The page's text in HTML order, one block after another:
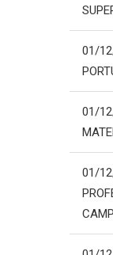
01/
01/
01/